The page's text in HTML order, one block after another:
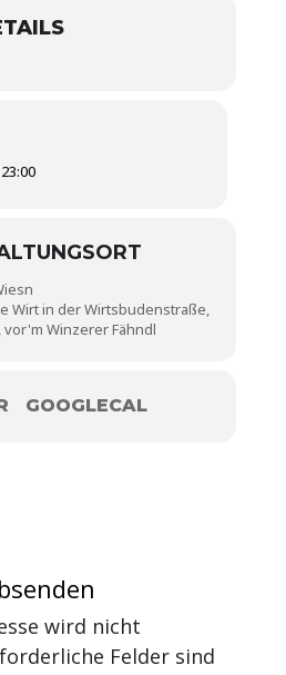
Wirt in der Wirtsbudenstraße,
vor'm Winzerer Fähndl
GOOGLECAL
wird nicht
Felder sind